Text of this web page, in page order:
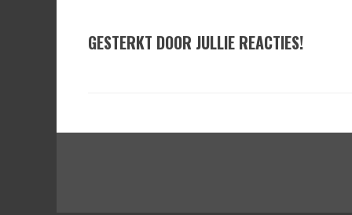
GESTERKT DOOR JULLIE REACTIES!